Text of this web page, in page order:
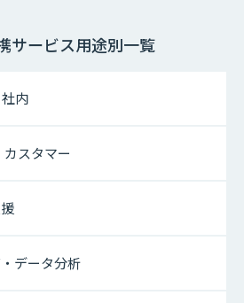
サービス用途別一覧
内
スタマー
データ分析